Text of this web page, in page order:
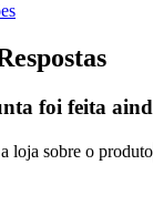
foi feita
loja sobre o produto